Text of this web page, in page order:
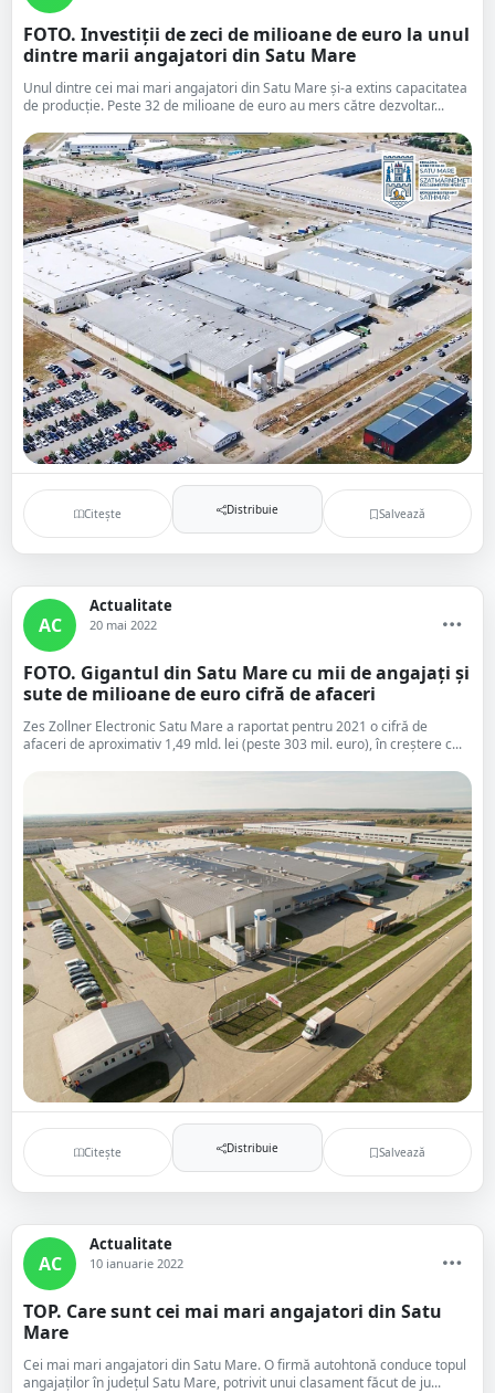
FOTO. Investiții de zeci de milioane de euro la unul
dintre marii angajatori din Satu Mare
Unul dintre cei mai mari angajatori din Satu Mare și-a extins capacitatea
de producție. Peste 32 de milioane de euro au mers către dezvoltar...
Citește Distribuie Salvează
AC
Actualitate
20 mai 2022
FOTO. Gigantul din Satu Mare cu mii de angajați și
sute de milioane de euro cifră de afaceri
Zes Zollner Electronic Satu Mare a raportat pentru 2021 o cifră de
afaceri de aproximativ 1,49 mld. lei (peste 303 mil. euro), în creştere c...
Citește Distribuie Salvează
AC
Actualitate
10 ianuarie 2022
TOP. Care sunt cei mai mari angajatori din Satu
Mare
Cei mai mari angajatori din Satu Mare. O firmă autohtonă conduce topul
angajaților în județul Satu Mare, potrivit unui clasament făcut de ju...